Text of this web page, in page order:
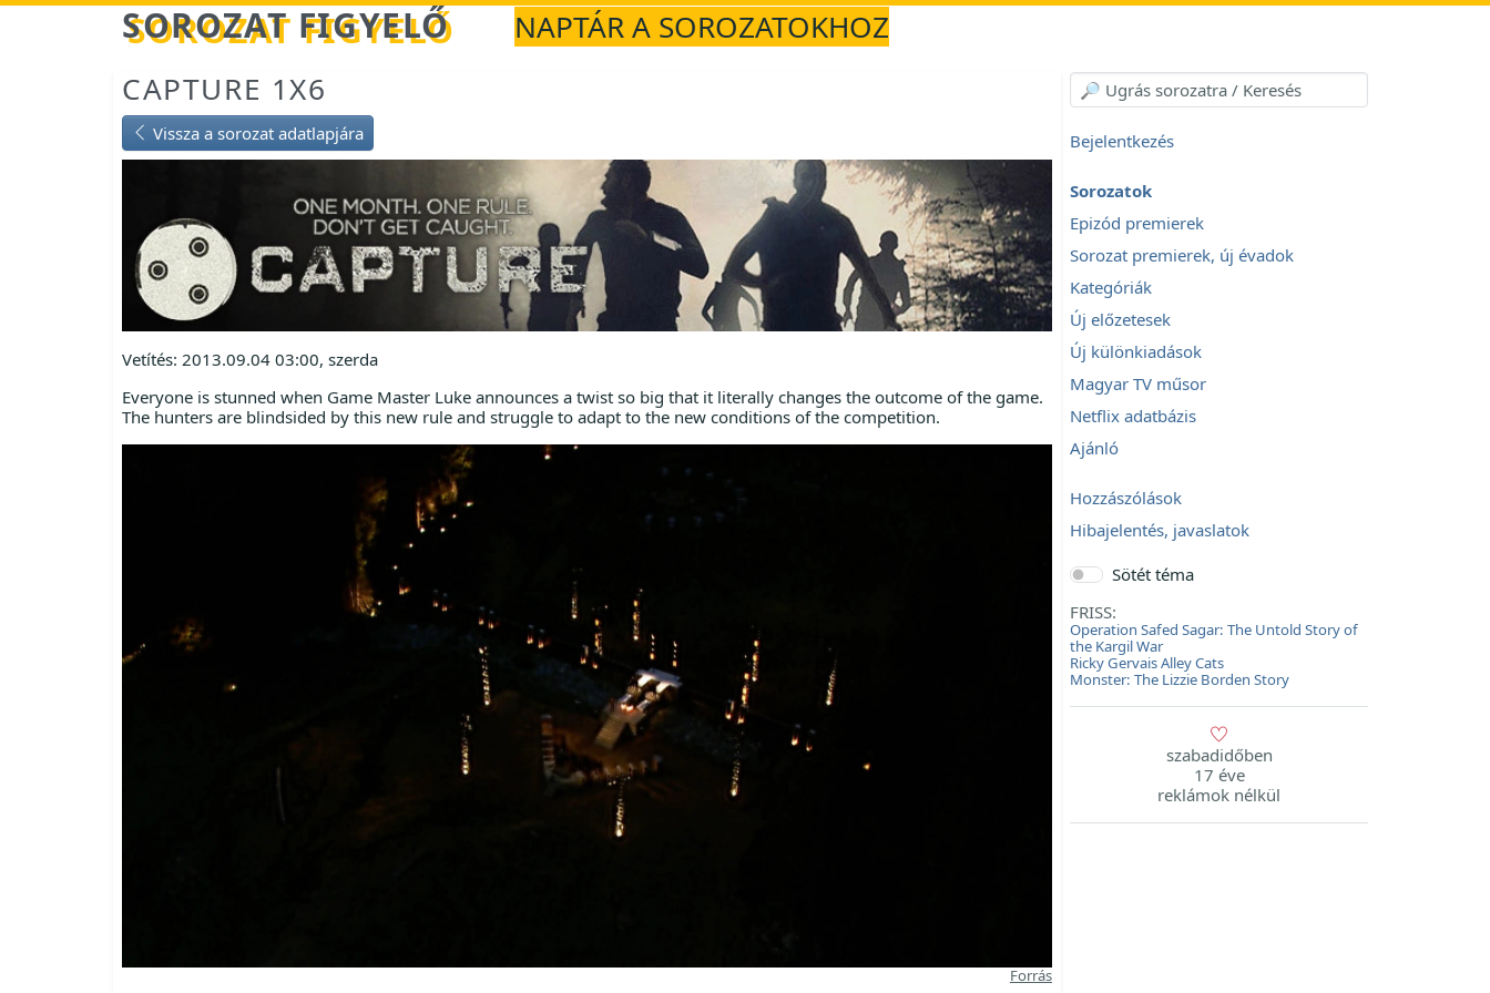
Betöltés... SOROZAT FIGYELŐ
NAPTÁR A SOROZATOKHOZ
CAPTURE 1X6
Vissza a sorozat adatlapjára
Vetítés: 2013.09.04 03:00, szerda
Everyone is stunned when Game Master Luke announces a twist so big that it literally changes the outcome of the game.
The hunters are blindsided by this new rule and struggle to adapt to the new conditions of the competition.
Forrás
Bejelentkezés
Sorozatok
Epizód premierek
Sorozat premierek, új évadok
Kategóriák
Új előzetesek
Új különkiadások
Magyar TV műsor
Netflix adatbázis
Ajánló
Hozzászólások
Hibajelentés, javaslatok
Sötét téma
FRISS:
Operation Safed Sagar: The Untold Story of
the Kargil War
Ricky Gervais Alley Cats
Monster: The Lizzie Borden Story
szabadidőben
17 éve
reklámok nélkül